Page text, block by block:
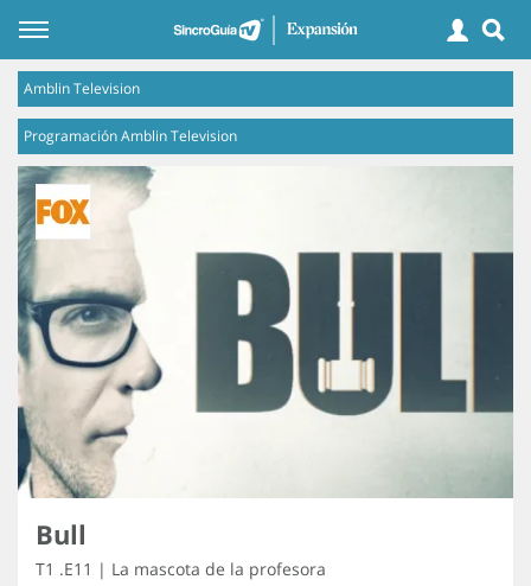
Amblin Television
Programación Amblin Television
Bull
T1 .E11 | La mascota de la profesora